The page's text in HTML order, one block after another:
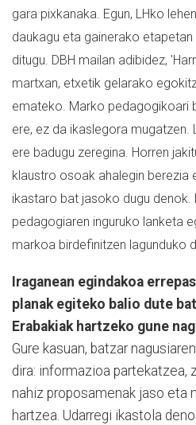
gara pixkanaka. Egun, LHko
daukagu eta gainerako
ditugu. DBH mailan adibidez,
martxan, etxetik gelarako
emateko. Marko pedagogikoari
ere, ez da ikaslegora mugatzen.
ere badugu zeregina. Horren
klaustro osoak ahalegin berezia
ikastaro bat jasoko dugu denok.
pedagogiaren inguruko lanketa
markoa birdefinitzen lagunduko
Iraganean egindakoa
planak egiteko balio dute
Erabakiak hartzeko gune
Gure kasuan, batzar
dira: informazioa partekatzea,
nahiz proposamenak jaso eta
hartzea. Udarregi ikastola